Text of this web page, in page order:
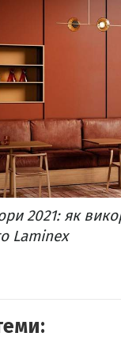
2021: як
Laminex